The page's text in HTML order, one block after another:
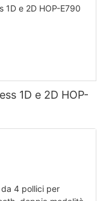
1D e 2D HOP-